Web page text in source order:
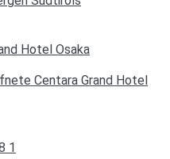
Centara Grand Hotel